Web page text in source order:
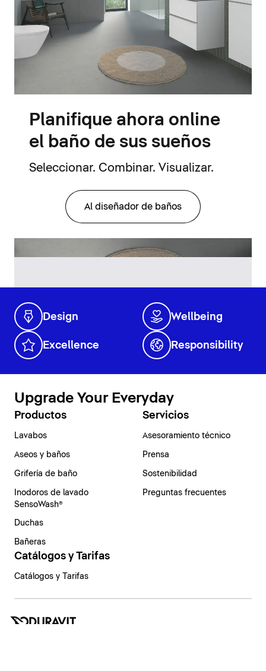
Planifique ahora online
el baño de sus sueños
Seleccionar. Combinar. Visualizar.
Al diseñador de baños
Design Wellbeing
Excellence Responsibility
Upgrade Your Everyday
Productos
Lavabos
Aseos y baños
Grifería de baño
Inodoros de lavado
SensoWash®
Duchas
Bañeras
Servicios
Asesoramiento técnico
Prensa
Sostenibilidad
Preguntas frecuentes
Catálogos y Tarifas
Catálogos y Tarifas